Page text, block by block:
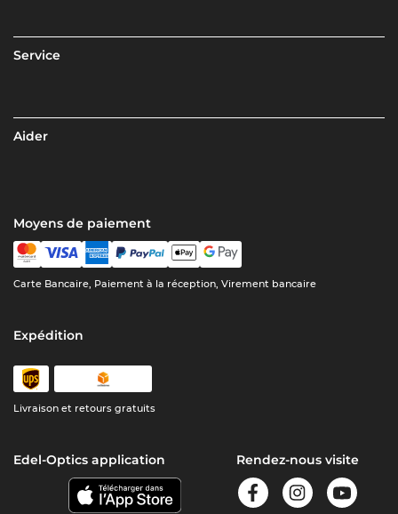
Service
Aider
Moyens de paiement
Carte Bancaire, Paiement à la réception, Virement bancaire
Expédition
Livraison et retours gratuits
Edel-Optics application Rendez-nous visite